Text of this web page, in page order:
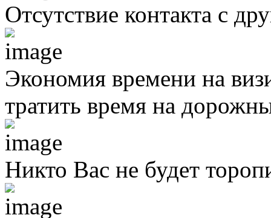
Отсутствие контакта с
Экономия времени на
тратить время на
Никто Вас не будет